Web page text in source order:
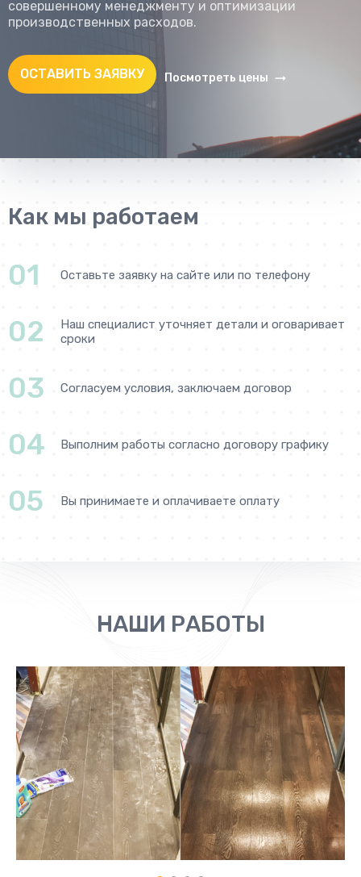
совершенному менеджменту и оптимизации
производственных расходов.
ОСТАВИТЬ ЗАЯВКУ Посмотреть цены
Как мы работаем
01 Оставьте заявку на сайте или по телефону
02
Наш специалист уточняет детали и оговаривает
сроки
03 Согласуем условия, заключаем договор
04 Выполним работы согласно договору графику
05 Вы принимаете и оплачиваете оплату
НАШИ РАБОТЫ